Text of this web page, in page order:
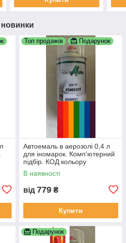
новинки
Топ продажів Подарунок
Автоемаль в аерозолі 0,4 л
для іномарок. Комп'ютерний
підбір. КОД кольору
ОБОВЯЗКОВИЙ!!! По VIN
коду не працюемо!!!
В наявності
від 779 ₴
Купити
Подарунок